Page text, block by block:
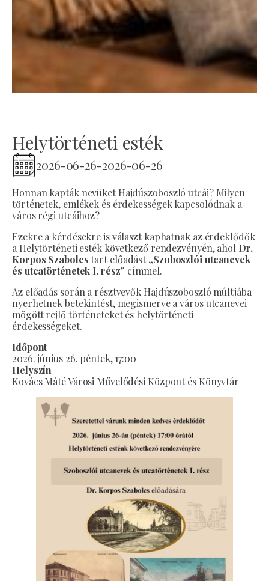
Helytörténeti esték
2026-06-26-2026-06-26
Honnan kapták nevüket Hajdúszoboszló utcái? Milyen
történetek, emlékek és érdekességek kapcsolódnak a
város régi utcáihoz?
Ezekre a kérdésekre is választ kaphatnak az érdeklődők
a Helytörténeti esték következő rendezvényén, ahol Dr.
Korpos Szabolcstart előadást „Szoboszlói utcanevek
és utcatörténetek I. rész” címmel.
Az előadás során a résztvevők Hajdúszoboszló múltjába
nyerhetnek betekintést, megismerve a város utcanevei
mögött rejlő történeteket és helytörténeti
érdekességeket.
Időpont
2026. június 26. péntek, 17:00
Helyszín
Kovács Máté Városi Művelődési Központ és Könyvtár